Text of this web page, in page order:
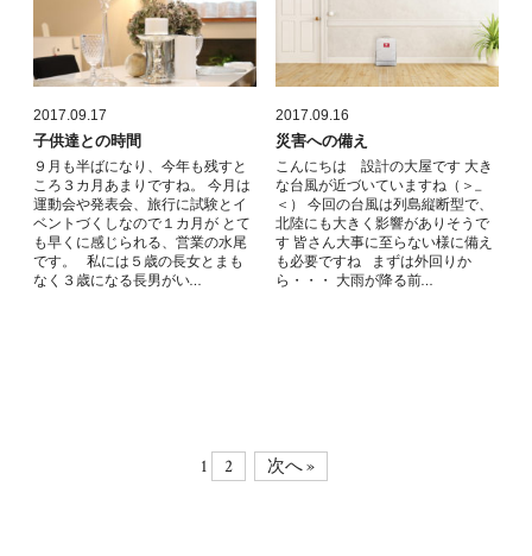
2017.09.17
子供達との時間
９月も半ばになり、今年も残すと
ころ３カ月あまりですね。 今月は
運動会や発表会、旅行に試験とイ
ベントづくしなので１カ月が とて
も早くに感じられる、営業の水尾
です。 私には５歳の長女とまも
なく３歳になる長男がい…
2017.09.16
災害への備え
こんにちは 設計の大屋です 大き
な台風が近づいていますね（＞_
＜） 今回の台風は列島縦断型で、
北陸にも大きく影響がありそうで
す 皆さん大事に至らない様に備え
も必要ですね まずは外回りか
ら・・・ 大雨が降る前…
1 2 次へ »